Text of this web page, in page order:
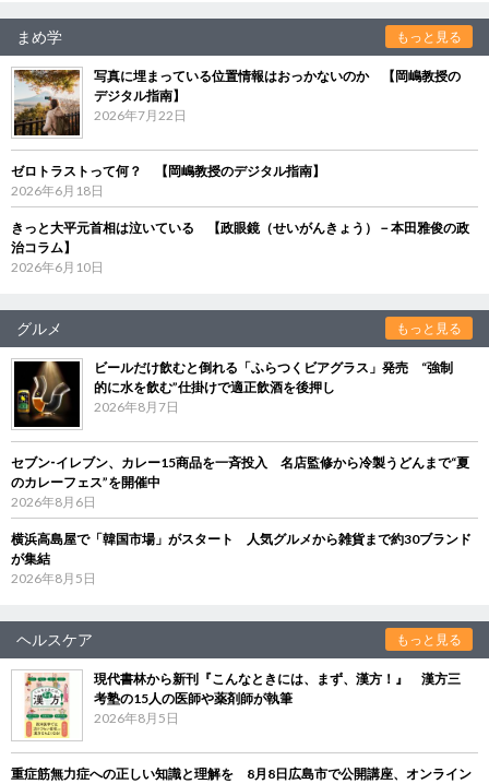
まめ学 もっと見る
写真に埋まっている位置情報はおっかないのか 【岡嶋教授の
デジタル指南】
2026年7月22日
ゼロトラストって何？ 【岡嶋教授のデジタル指南】
2026年6月18日
きっと大平元首相は泣いている 【政眼鏡（せいがんきょう）－本田雅俊の政
治コラム】
2026年6月10日
グルメ もっと見る
ビールだけ飲むと倒れる「ふらつくビアグラス」発売 “強制
的に水を飲む”仕掛けで適正飲酒を後押し
2026年8月7日
セブン‐イレブン、カレー15商品を一斉投入 名店監修から冷製うどんまで“夏
のカレーフェス”を開催中
2026年8月6日
横浜高島屋で「韓国市場」がスタート 人気グルメから雑貨まで約30ブランド
が集結
2026年8月5日
ヘルスケア もっと見る
現代書林から新刊『こんなときには、まず、漢方！』 漢方三
考塾の15人の医師や薬剤師が執筆
2026年8月5日
重症筋無力症への正しい知識と理解を 8月8日広島市で公開講座、オンライン